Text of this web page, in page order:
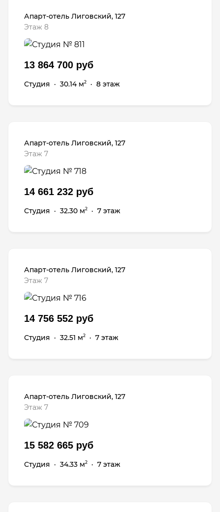
Апарт-отель Лиговский, 127
Этаж 8
13 864 700 руб
Студия · 30.14 м2 · 8 этаж
Апарт-отель Лиговский, 127
Этаж 7
14 661 232 руб
Студия · 32.30 м2 · 7 этаж
Апарт-отель Лиговский, 127
Этаж 7
14 756 552 руб
Студия · 32.51 м2 · 7 этаж
Апарт-отель Лиговский, 127
Этаж 7
15 582 665 руб
Студия · 34.33 м2 · 7 этаж